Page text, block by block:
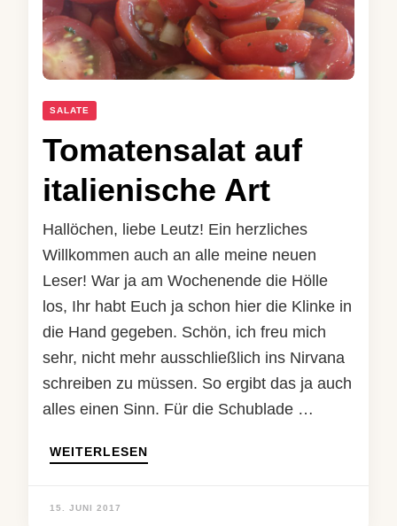
SALATE
Tomatensalat auf
italienische Art
Hallöchen, liebe Leutz! Ein herzliches
Willkommen auch an alle meine neuen
Leser! War ja am Wochenende die Hölle
los, Ihr habt Euch ja schon hier die Klinke in
die Hand gegeben. Schön, ich freu mich
sehr, nicht mehr ausschließlich ins Nirvana
schreiben zu müssen. So ergibt das ja auch
alles einen Sinn. Für die Schublade …
WEITERLESEN
15. JUNI 2017